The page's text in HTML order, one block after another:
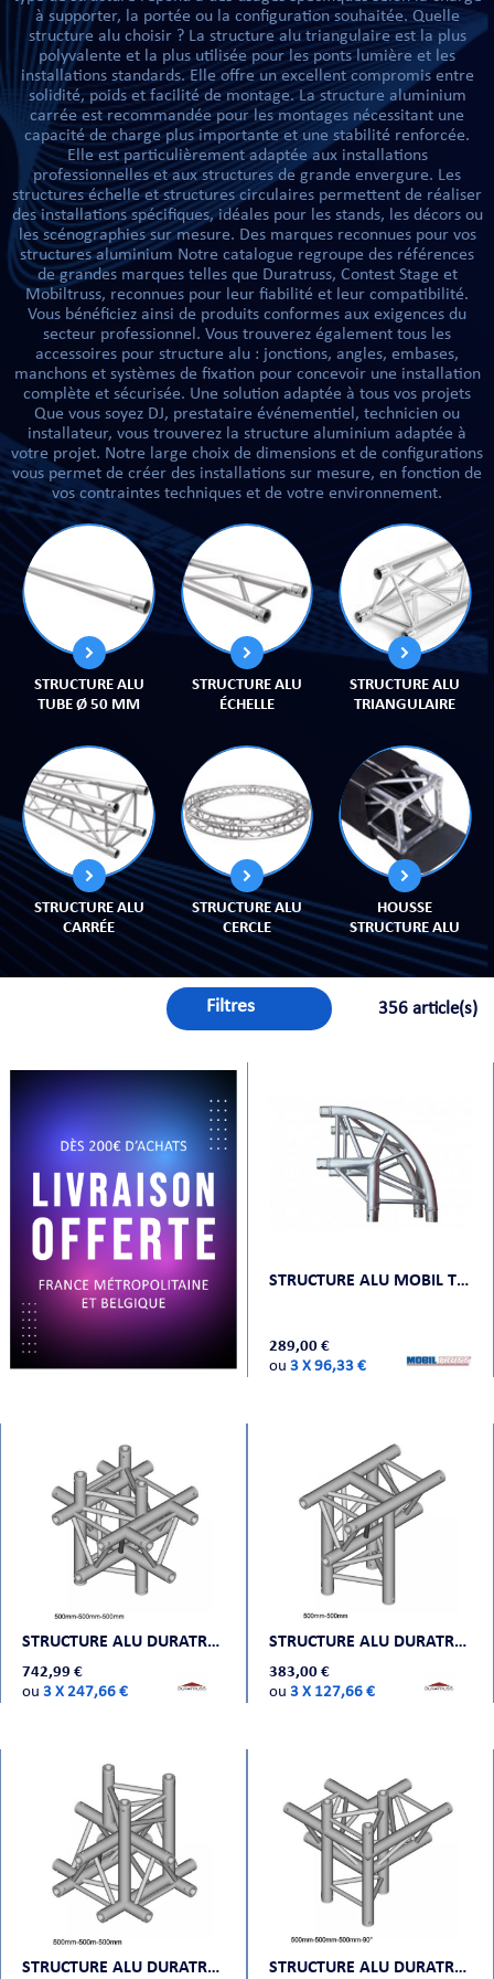
AUDIO
à supporter, la portée ou la configuration souhaitée. Quelle
structure alu choisir ? La structure alu triangulaire est la plus
polyvalente et la plus utilisée pour les ponts lumière et les
installations standards. Elle offre un excellent compromis entre
solidité, poids et facilité de montage. La structure aluminium
carrée est recommandée pour les montages nécessitant une
capacité de charge plus importante et une stabilité renforcée.
Elle est particulièrement adaptée aux installations
professionnelles et aux structures de grande envergure. Les
structures échelle et structures circulaires permettent de réaliser
des installations spécifiques, idéales pour les stands, les décors ou
les scénographies sur mesure. Des marques reconnues pour vos
structures aluminium Notre catalogue regroupe des références
de grandes marques telles que Duratruss, Contest Stage et
Mobiltruss, reconnues pour leur fiabilité et leur compatibilité.
Vous bénéficiez ainsi de produits conformes aux exigences du
secteur professionnel. Vous trouverez également tous les
accessoires pour structure alu : jonctions, angles, embases,
manchons et systèmes de fixation pour concevoir une installation
complète et sécurisée. Une solution adaptée à tous vos projets
Que vous soyez DJ, prestataire événementiel, technicien ou
installateur, vous trouverez la structure aluminium adaptée à
votre projet. Notre large choix de dimensions et de configurations
vous permet de créer des installations sur mesure, en fonction de
vos contraintes techniques et de votre environnement.
STRUCTURE ALU
TUBE Ø 50 MM
STRUCTURE ALU
ÉCHELLE
STRUCTURE ALU
TRIANGULAIRE
STRUCTURE ALU
CARRÉE
STRUCTURE ALU
CERCLE
HOUSSE
STRUCTURE ALU
Filtres 356 article(s)
STRUCTURE ALU MOBIL TRUSS QUATRO A 40305
289,00 €
ou 3 X 96,33 €
STRUCTURE ALU DURATRUSS DT 33-C61-XUD
742,99 €
ou 3 X 247,66 €
STRUCTURE ALU DURATRUSS DT 33-T35-T
383,00 €
ou 3 X 127,66 €
STRUCTURE ALU DURATRUSS DT 33-C53-XD STRUCTURE ALU DURATRUSS DT 33-C45-LUD